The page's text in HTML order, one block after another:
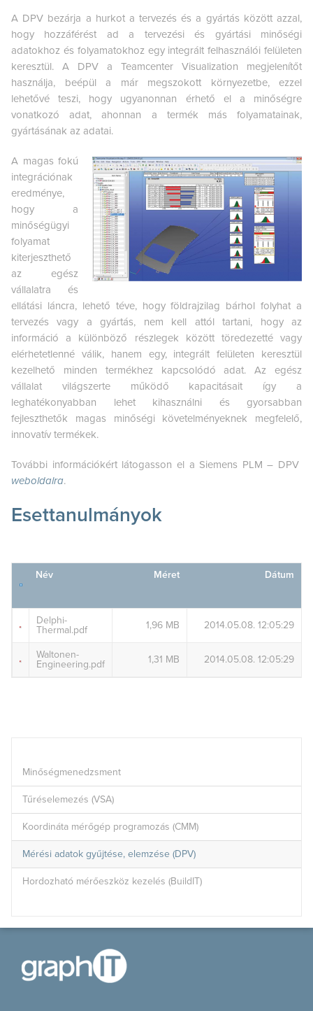
Minőségmenedzsment
Tűréselemezés (VSA)
Koordináta mérőgép programozás (CMM)
Mérési adatok gyűjtése, elemzése (DPV)
Hordozható mérőeszköz kezelés (BuildIT)
A DPV bezárja a hurkot a tervezés és a gyártás között azzal,
hogy hozzáférést ad a tervezési és gyártási minőségi
adatokhoz és folyamatokhoz egy integrált felhasználói felületen
keresztül. A DPV a Teamcenter Visualization megjelenítőt
használja, beépül a már megszokott környezetbe, ezzel
lehetővé teszi, hogy ugyanonnan érhető el a minőségre
vonatkozó adat, ahonnan a termék más folyamatainak,
gyártásának az adatai.
A magas fokú
integrációnak
eredménye,
hogy a
minőségügyi
folyamat
kiterjeszthető
az egész
vállalatra és
ellátási láncra, lehető téve, hogy földrajzilag bárhol folyhat a
tervezés vagy a gyártás, nem kell attól tartani, hogy az
információ a különböző részlegek között töredezetté vagy
elérhetetlenné válik, hanem egy, integrált felületen keresztül
kezelhető minden termékhez kapcsolódó adat. Az egész
vállalat világszerte működő kapacitásait így a
leghatékonyabban lehet kihasználni és gyorsabban
fejleszthetők magas minőségi követelményeknek megfelelő,
innovatív termékek.
További információkért látogasson el a Siemens PLM – DPV
weboldalra.
Esettanulmányok
Név Méret Dátum
Delphi-
Thermal.pdf
1,96 MB 2014.05.08. 12:05:29
Waltonen-
Engineering.pdf
1,31 MB 2014.05.08. 12:05:29